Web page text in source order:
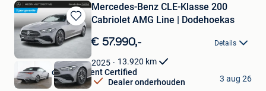
Bewaren
in
Favorieten
Mercedes-Benz CLE-Klasse 200
Cabriolet AMG Line | Dodehoekas
€ 57.990,- Details
2025 13.920 km
Dealer onderhouden
Hedin Automotive Gent Certified
Gent
3 aug 26